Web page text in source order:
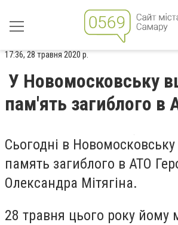
17:36, 28 травня 2020 р.
У Новомосковську
пам'ять загиблого в
Сьогодні в
память загиблого в АТО
Олександра Мітягіна.
28 травня цього року йому